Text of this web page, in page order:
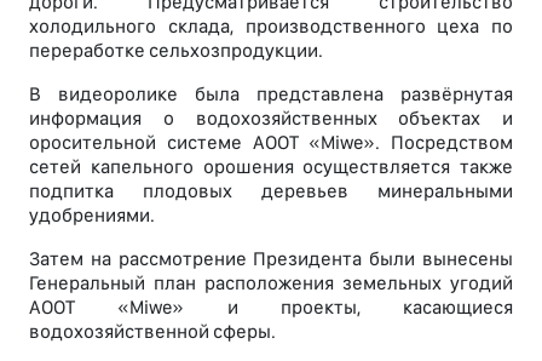
холодильного склада, производственного цеха по
переработке сельхозпродукции.
В видеоролике была представлена развёрнутая
информация о водохозяйственных объектах и
оросительной системе АООТ «Miwe». Посредством
сетей капельного орошения осуществляется также
подпитка плодовых деревьев минеральными
удобрениями.
Затем на рассмотрение Президента были вынесены
Генеральный план расположения земельных угодий
АООТ «Miwe» и проекты, касающиеся
водохозяйственной сферы.